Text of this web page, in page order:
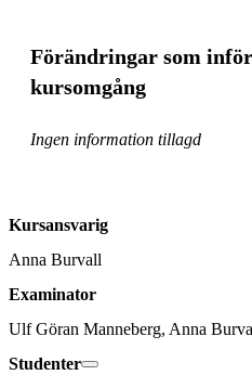
Förändringar som
kursomgång
Ingen information tillagd
Kursansvarig
Anna Burvall
Examinator
Ulf Göran Manneberg, Anna
Studenter